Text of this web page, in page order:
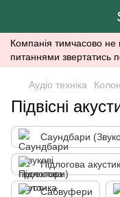
Компанія тимчасово не
питаннями звертатись
Аудіо техніка
Підвісні
Саундбари
Підлогова
Сабвуфери